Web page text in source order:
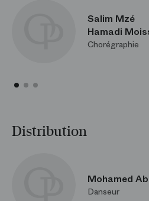
Salim Mzé
Hamadi
Chorégraphie
Distribution
Mohamed
Danseur